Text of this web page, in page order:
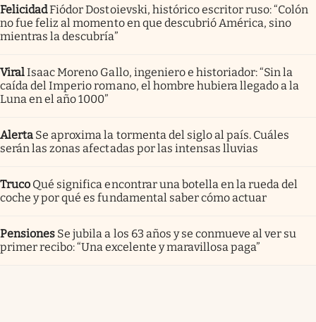
FelicidadFiódor Dostoievski, histórico escritor ruso: “Colón
no fue feliz al momento en que descubrió América, sino
mientras la descubría”
ViralIsaac Moreno Gallo, ingeniero e historiador: “Sin la
caída del Imperio romano, el hombre hubiera llegado a la
Luna en el año 1000”
Alerta Se aproxima la tormenta del siglo al país. Cuáles
serán las zonas afectadas por las intensas lluvias
Truco Qué significa encontrar una botella en la rueda del
coche y por qué es fundamental saber cómo actuar
Pensiones Se jubila a los 63 años y se conmueve al ver su
primer recibo: “Una excelente y maravillosa paga”